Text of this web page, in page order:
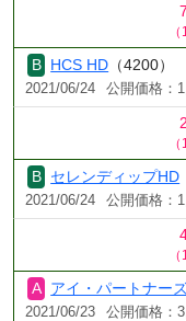
HCS HD （4200）
2021/06/24 公開価格：
セレンディップHD
2021/06/24 公開価格：
アイ・パートナー
2021/06/23 公開価格：